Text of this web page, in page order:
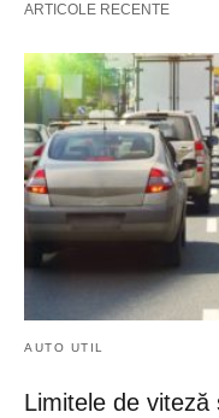
ARTICOLE RECENTE
AUTO UTIL
Limitele de